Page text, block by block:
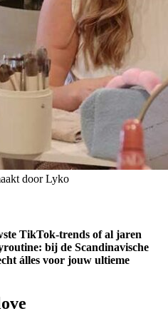
door Lyko
TikTok-trends of al jaren
bij de Scandinavische
álles voor jouw ultieme